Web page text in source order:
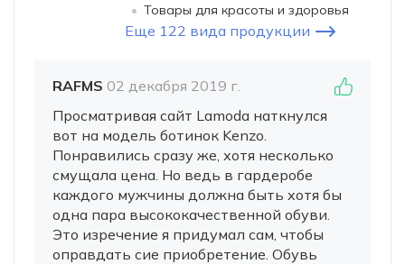
Товары для красоты и здоровья
Еще 122 вида продукции
RAFMS 02 декабря 2019 г.
Просматривая сайт Lamoda наткнулся
вот на модель ботинок Kenzo.
Понравились сразу же, хотя несколько
смущала цена. Но ведь в гардеробе
каждого мужчины должна быть хотя бы
одна пара высококачественной обуви.
Это изречение я придумал сам, чтобы
оправдать сие приобретение. Обувь